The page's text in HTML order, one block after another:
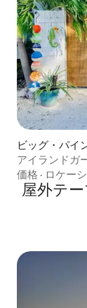
ビッグ・パイ
アイランドガ
価格 · ロケー
屋外テ